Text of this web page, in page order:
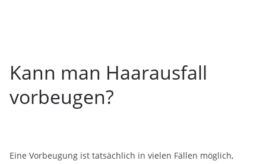
Kann man Haarausfall
vorbeugen?
Eine Vorbeugung ist tatsächlich in vielen Fällen möglich,